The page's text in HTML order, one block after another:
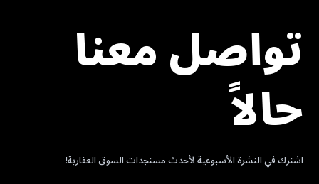
تواصل معنا
حالاً
اشترك في النشرة الأسبوعية لأحدث مستجدات السوق العقارية!